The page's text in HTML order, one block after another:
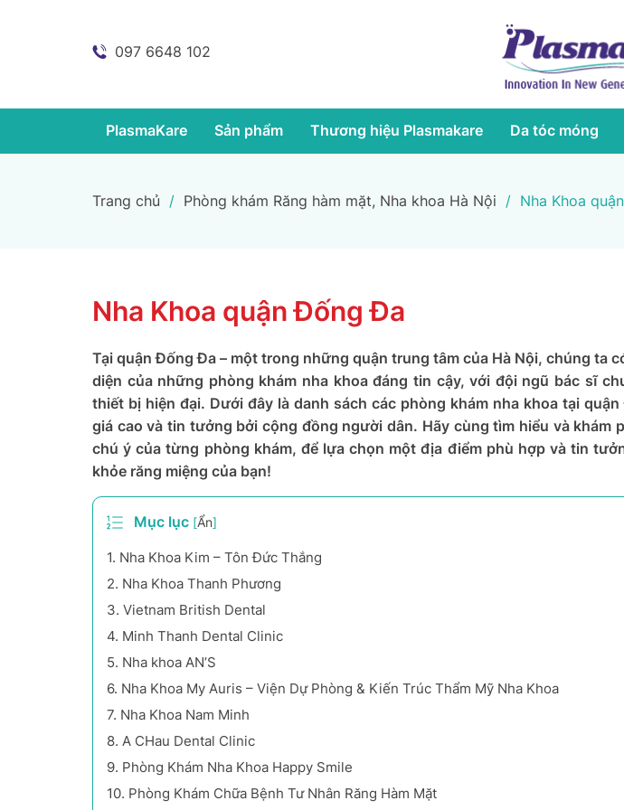
097 6648 102
PlasmaKare Sản phẩm Thương hiệu Plasmakare Da tóc móng
Trang chủ / Phòng khám Răng hàm mặt, Nha khoa Hà Nội / Nha Khoa
Nha Khoa quận Đống Đa
Tại quận Đống Đa – một trong những quận trung tâm của Hà Nội, chúng ta
diện của những phòng khám nha khoa đáng tin cậy, với đội ngũ bác sĩ
thiết bị hiện đại. Dưới đây là danh sách các phòng khám nha khoa tại
giá cao và tin tưởng bởi cộng đồng người dân. Hãy cùng tìm hiểu và khám
chú ý của từng phòng khám, để lựa chọn một địa điểm phù hợp và tin
khỏe răng miệng của bạn!
Mục lục [Ẩn]
1. Nha Khoa Kim – Tôn Đức Thắng
2. Nha Khoa Thanh Phương
3. Vietnam British Dental
4. Minh Thanh Dental Clinic
5. Nha khoa AN’S
6. Nha Khoa My Auris – Viện Dự Phòng & Kiến Trúc Thẩm Mỹ Nha Khoa
7. Nha Khoa Nam Minh
8. A CHau Dental Clinic
9. Phòng Khám Nha Khoa Happy Smile
10. Phòng Khám Chữa Bệnh Tư Nhân Răng Hàm Mặt